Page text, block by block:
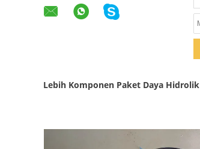
Lebih Komponen Paket Daya Hidrolik